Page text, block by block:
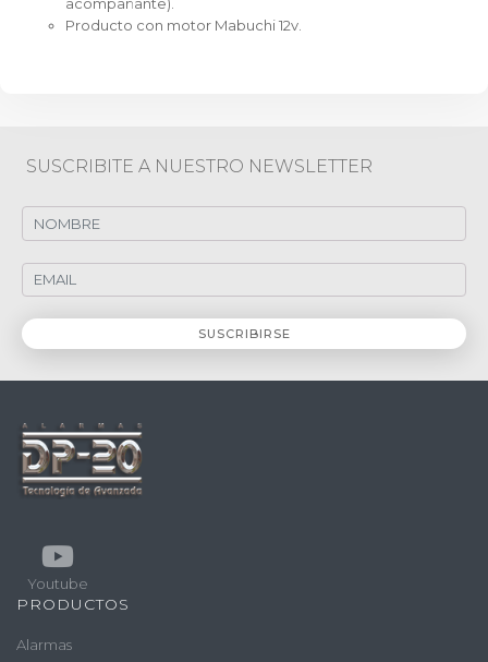
acompañante).
Producto con motor Mabuchi 12v.
SUSCRIBITE A NUESTRO NEWSLETTER
Youtube
PRODUCTOS
Alarmas